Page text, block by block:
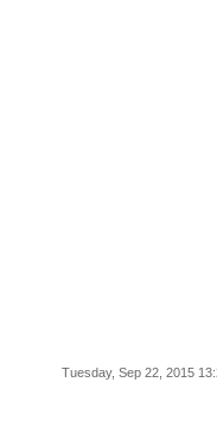
Tuesday, Sep 22, 2015